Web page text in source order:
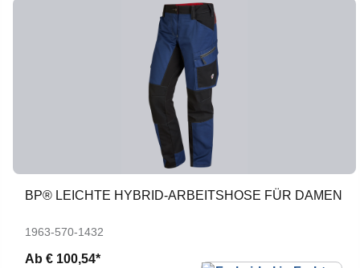
BP® LEICHTE HYBRID-ARBEITSHOSE FÜR DAMEN
1963-570-1432
Ab € 100,54*